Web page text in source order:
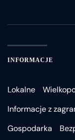
INFORMACJE
Lokalne
Informacje z
Gospodarka